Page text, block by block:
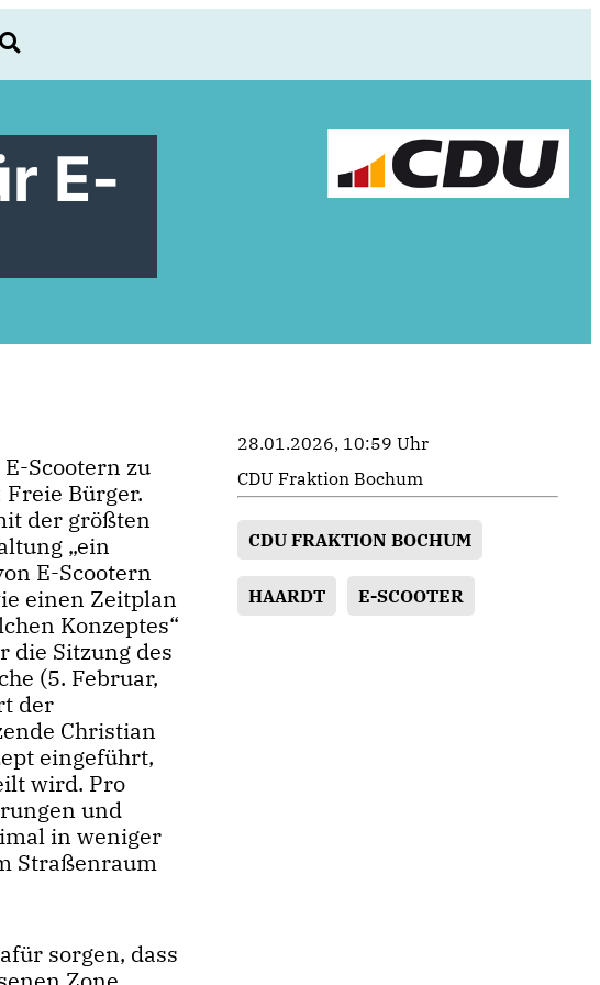
E-
Scootern zu
Bürger.
der größten
„ein
E-Scootern
einen Zeitplan
Konzeptes“
die Sitzung des
(5. Februar,
der
Christian
eingeführt,
wird. Pro
und
in weniger
Straßenraum
sorgen, dass
28.01.2026, 10:59 Uhr
CDU Fraktion Bochum
CDU FRAKTION BOCHUM
HAARDT E-SCOOTER